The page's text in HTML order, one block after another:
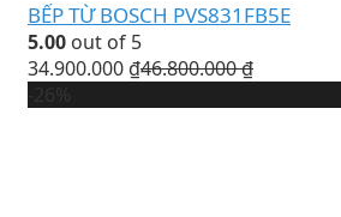
BẾP TỪ BOSCH PVS831FB5E
5.00 out of 5
34.900.000 ₫46.800.000₫